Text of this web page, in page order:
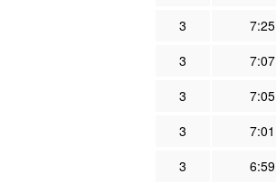
3
7:25
3
7:07
3
7:05
3
7:01
3
6:59